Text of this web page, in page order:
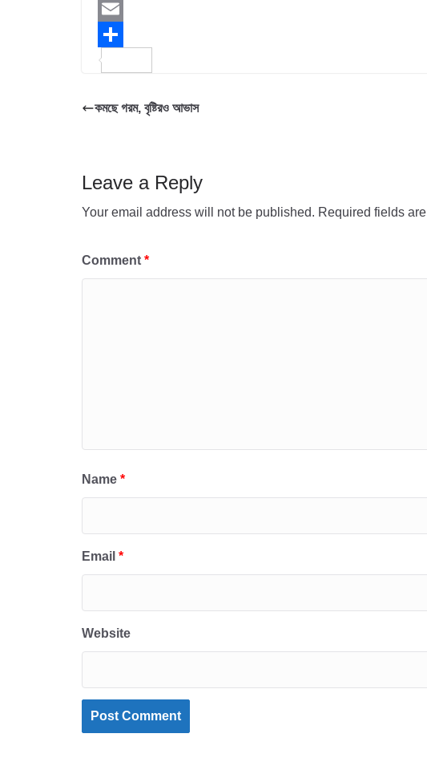
c
e
b
o
w
t
e
W
h
a
s
p
E
m
i
a
কমছে গরম, বৃষ্টিরও আভাস
Leave a Reply
Your email address will not be published. Required fields
Comment *
Name *
Email *
Website